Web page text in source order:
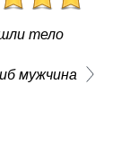
тело
мужчина